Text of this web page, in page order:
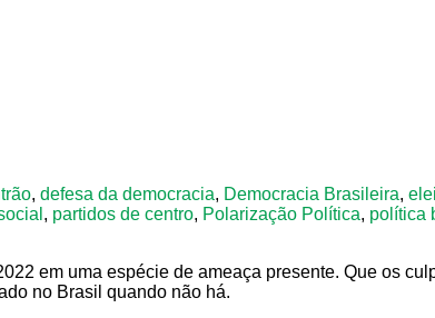
, defesa da democracia, Democracia Brasileira,
, partidos de centro, Polarização Política, política
em uma espécie de ameaça presente. Que os
no Brasil quando não há.